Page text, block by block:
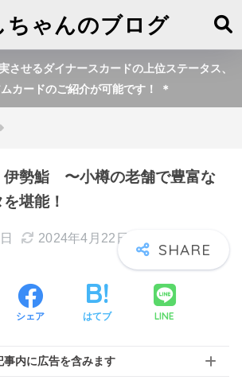
ちゃんのブログ
させるダイナースカードの上位ステータス、
カードのご紹介が可能です！ ＊
伊勢鮨 〜小樽の老舗で豊富な
堪能！
2024年4月22日
シェア はてブ LINE
事内に広告を含みます